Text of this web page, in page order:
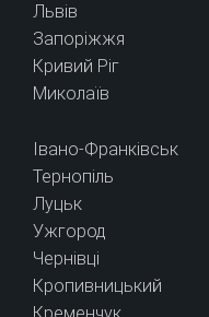
Львів
Запоріжжя
Кривий Ріг
Миколаїв
Івано-Франківськ
Тернопіль
Луцьк
Ужгород
Чернівці
Кропивницький